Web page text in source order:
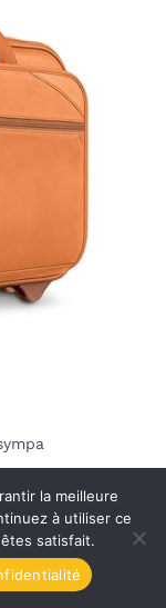
la meilleure
à utiliser ce
satisfait.